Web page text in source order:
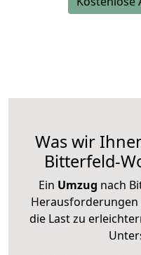
Was wir
Bitterfeld-
Ein Umzug nach
die Last zu